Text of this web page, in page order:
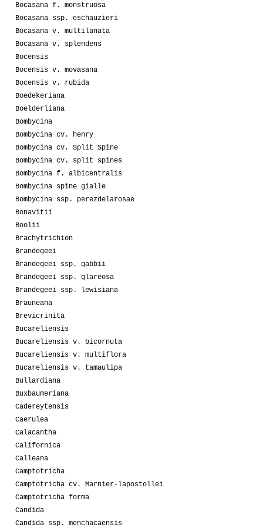
Bocasana f. monstruosa
Bocasana ssp. eschauzieri
Bocasana v. multilanata
Bocasana v. splendens
Bocensis
Bocensis v. movasana
Bocensis v. rubida
Boedekeriana
Boelderliana
Bombycina
Bombycina cv. henry
Bombycina cv. Split Spine
Bombycina cv. split spines
Bombycina f. albicentralis
Bombycina spine gialle
Bombycina ssp. perezdelarosae
Bonavitii
Boolii
Brachytrichion
Brandegeei
Brandegeei ssp. gabbii
Brandegeei ssp. glareosa
Brandegeei ssp. lewisiana
Brauneana
Brevicrinita
Bucareliensis
Bucareliensis v. bicornuta
Bucareliensis v. multiflora
Bucareliensis v. tamaulipa
Bullardiana
Buxbaumeriana
Cadereytensis
Caerulea
Calacantha
Californica
Calleana
Camptotricha
Camptotricha cv. Marnier-lapostollei
Camptotricha forma
Candida
Candida ssp. menchacaensis